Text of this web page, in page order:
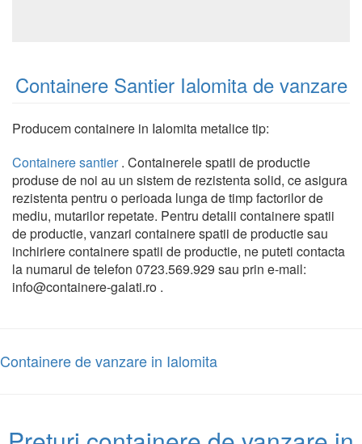
Containere Santier Ialomita de vanzare
Producem containere in Ialomita metalice tip:
Containere santier. Containerele spatii de productie
produse de noi au un sistem de rezistenta solid, ce asigura
rezistenta pentru o perioada lunga de timp factorilor de
mediu, mutarilor repetate. Pentru detalii containere spatii
de productie, vanzari containere spatii de productie sau
inchiriere containere spatii de productie, ne puteti contacta
la numarul de telefon 0723.569.929 sau prin e-mail:
info@containere-galati.ro .
Containere de vanzare in Ialomita